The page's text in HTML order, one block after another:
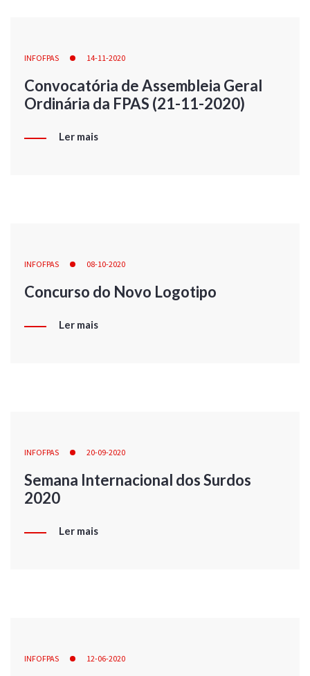
INFOFPAS 14-11-2020
Convocatória de Assembleia Geral
Ordinária da FPAS (21-11-2020)
Ler mais
INFOFPAS 08-10-2020
Concurso do Novo Logotipo
Ler mais
INFOFPAS 20-09-2020
Semana Internacional dos Surdos
2020
Ler mais
INFOFPAS 12-06-2020